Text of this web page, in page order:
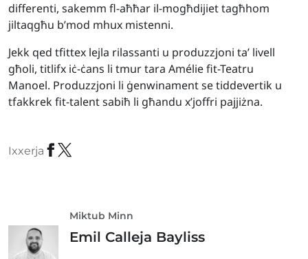
differenti, sakemm fl-aħħar il-mogħdijiet tagħhom
jiltaqgħu b’mod mhux mistenni.
Jekk qed tfittex lejla rilassanti u produzzjoni ta’ livell
għoli, titlifx iċ-ċans li tmur tara Amélie fit-Teatru
Manoel. Produzzjoni li ġenwinament se tiddevertik u
tfakkrek fit-talent sabiħ li għandu x’joffri pajjiżna.
Ixxerja
Miktub Minn
Emil Calleja Bayliss